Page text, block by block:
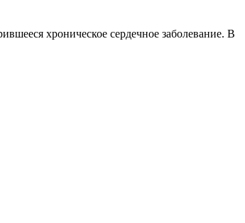
хроническое сердечное заболевание. В